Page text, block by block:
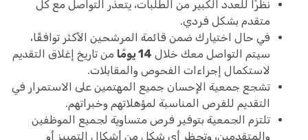
نظرًا للعدد الكبير من الطلبات، يتعذر التواصل مع كل
متقدم بشكل فردي.
في حال اختيارك ضمن قائمة المرشحين الأكثر توافقًا،
سيتم التواصل معك خلال 14 يومًا
من تاريخ إغلاق التقديم
لاستكمال إجراءات الفحوص والمقابلات.
تشجع جمعية الإحسان جميع المهتمين على الاستمرار في
التقديم للفرص المناسبة لمؤهلاتهم وخبراتهم.
تلتزم الجمعية بتوفير فرص متساوية لجميع الموظفين
والمتقدمين، وتحظر أي شكل من أشكال التمييز أو